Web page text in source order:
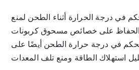
في درجة الحرارة أثناء الطحن لمنع
والحفاظ على خصائص مسحوق كربونات
في درجة حرارة الطحن أيضًا على